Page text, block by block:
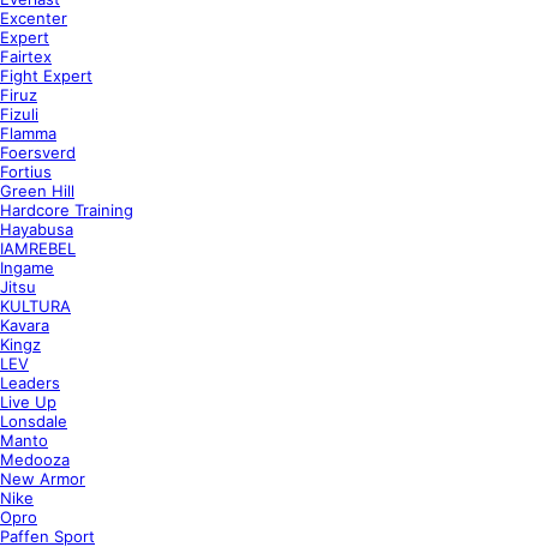
Excenter
Expert
Fairtex
Fight Expert
Firuz
Fizuli
Flamma
Foersverd
Fortius
Green Hill
Hardcore Training
Hayabusa
IAMREBEL
Ingame
Jitsu
KULTURA
Kavara
Kingz
LEV
Leaders
Live Up
Lonsdale
Manto
Medooza
New Armor
Nike
Opro
Paffen Sport